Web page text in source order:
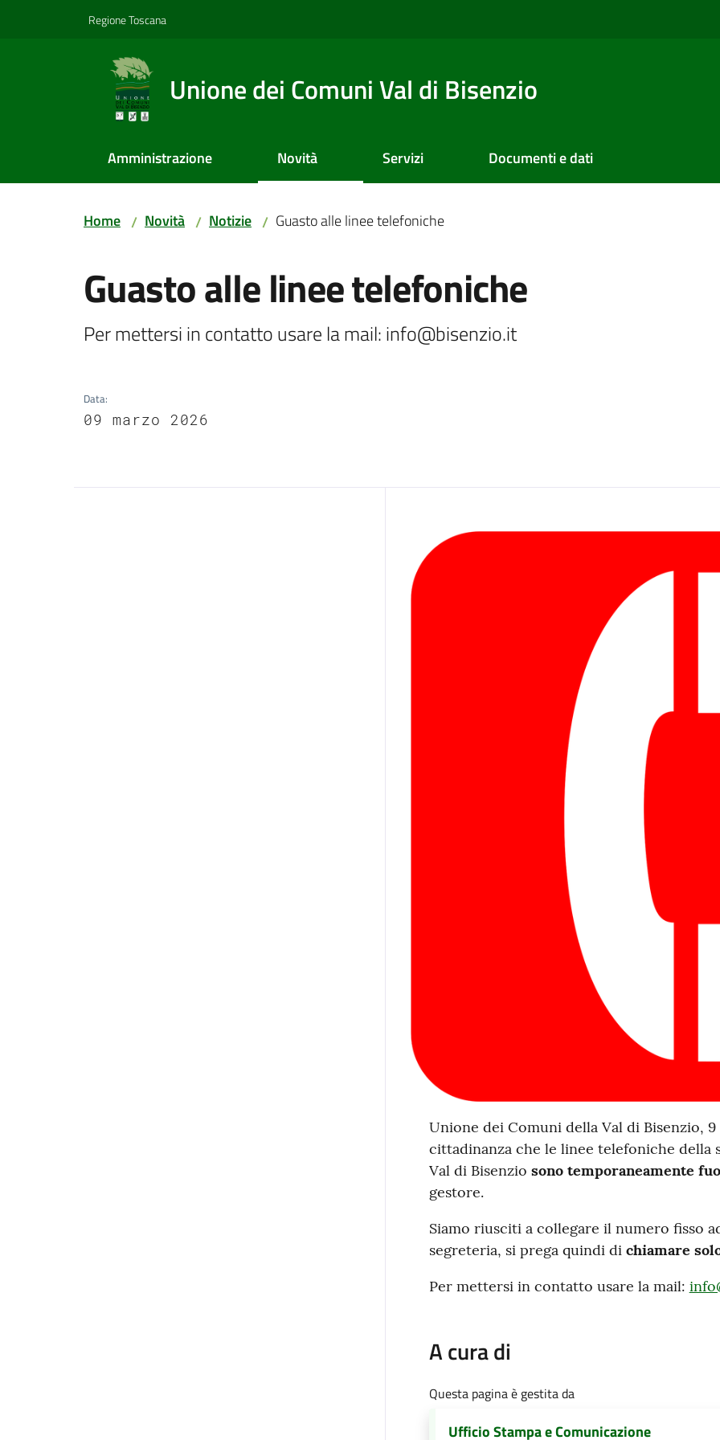
Regione Toscana
Unione dei Comuni Val di Bisenzio
Amministrazione Novità Servizi Documenti e dati
Home / Novità / Notizie / Guasto alle linee telefoniche
Guasto alle linee telefoniche
Per mettersi in contatto usare la mail: info@bisenzio.it
Data:
09 marzo 2026
Contenuto
Unione dei Comuni della Val di Bisenzio,
cittadinanza che le linee telefoniche della
Val di Bisenzio sono temporaneamente
gestore.
Siamo riusciti a collegare il numero fisso
segreteria, si prega quindi di chiamare
Per mettersi in contatto usare la mail:
A cura di
Questa pagina è gestita da
Ufficio Stampa e Comunicazione